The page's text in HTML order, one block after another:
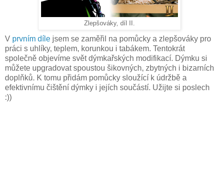
Zlepšováky, díl II.
V ⁠prvním díle ⁠ jsem se zaměřil na pomůcky a zlepšováky pro
práci s uhlíky, teplem, korunkou i tabákem. Tentokrát
společně objevíme svět dýmkařských modifikací. Dýmku si
můžete upgradovat spoustou šikovných, zbytných i bizarních
doplňků. K tomu přidám pomůcky sloužící k údržbě a
efektivnímu čištění dýmky i jejích součástí. Užijte si poslech
:))